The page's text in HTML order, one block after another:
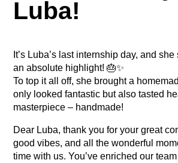
Luba!
It’s Luba’s last internship day, and
an absolute highlight! 🎂✨
To top it all off, she brought a
only looked fantastic but also tasted
masterpiece – handmade!
Dear Luba, thank you for your great
good vibes, and all the wonderful
time with us. You’ve enriched our